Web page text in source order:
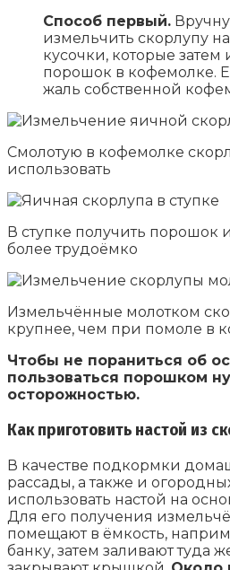
Способ первый.
измельчить скорлупу
кусочки, которые затем
порошок в кофемолке.
жаль собственной
Смолотую в кофемолке
использовать
В ступке получить порошок
более трудоёмко
Измельчённые молотком
крупнее, чем при помоле в
Чтобы не пораниться об
пользоваться порошком
осторожностью.
Как приготовить настой из
В качестве подкормки
рассады, а также и
использовать настой на
Для его получения
помещают в ёмкость,
банку, затем заливают туда